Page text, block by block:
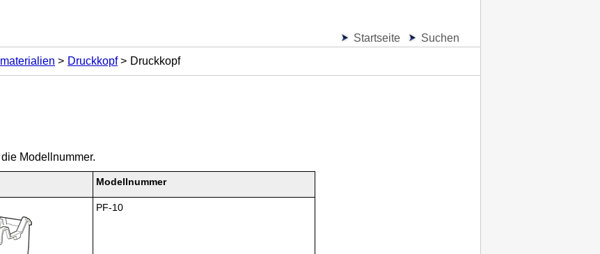
Startseite
Suchen
Druckkopf Druckkopf
Modellnummer.
Modellnummer
PF-10